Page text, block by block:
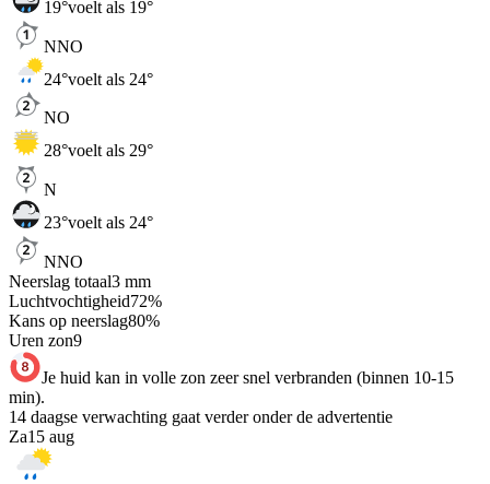
19°voelt als 19°
NNO
24°voelt als 24°
NO
28°voelt als 29°
N
23°voelt als 24°
NNO
Neerslag totaal3 mm
Luchtvochtigheid72%
Kans op neerslag80%
Uren zon9
Je huid kan in volle zon zeer snel verbranden (binnen 10-15
min).
14 daagse verwachting gaat verder onder de advertentie
Za15 aug